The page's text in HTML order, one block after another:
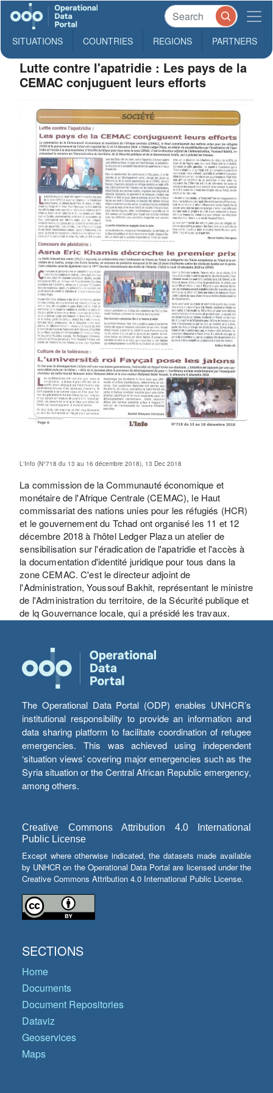
SITUATIONS COUNTRIES REGIONS PARTNERS
Lutte contre l'apatridie : Les pays de la
CEMAC conjuguent leurs efforts
L'Info (N°718 du 13 au 16 décembre 2018), 13 Dec 2018
La commission de la Communauté économique et
monétaire de l'Afrique Centrale (CEMAC), le Haut
commissariat des nations unies pour les réfugiés (HCR)
et le gouvernement du Tchad ont organisé les 11 et 12
décembre 2018 à l'hôtel Ledger Plaza un atelier de
sensibilisation sur l'éradication de l'apatridie et l'accès à
la documentation d'identité juridique pour tous dans la
zone CEMAC. C'est le directeur adjoint de
l'Administration, Youssouf Bakhit, représentant le ministre
de l'Administration du territoire, de la Sécurité publique et
de lq Gouvernance locale, qui a présidé les travaux.
The Operational Data Portal (ODP) enables UNHCR’s
institutional responsibility to provide an information and
data sharing platform to facilitate coordination of refugee
emergencies. This was achieved using independent
‘situation views’ covering major emergencies such as the
Syria situation or the Central African Republic emergency,
among others.
Creative Commons Attribution 4.0 International
Public License
Except where otherwise indicated, the datasets made available
by UNHCR on the Operational Data Portal are licensed under the
Creative Commons Attribution 4.0 International Public License.
SECTIONS
Home
Documents
Document Repositories
Dataviz
Geoservices
Maps